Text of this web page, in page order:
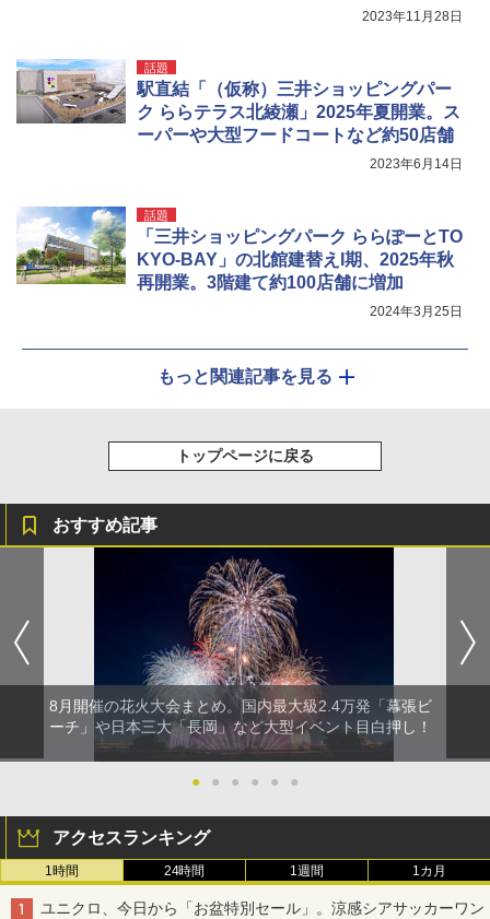
カフェなど全36店舗、さっそく注目テナ
2023年11月28日
話題
駅直結「（仮称）三井ショッピングパー
ク ららテラス北綾瀬」2025年夏開業。ス
ーパーや大型フードコートなど約50店舗
2023年6月14日
話題
「三井ショッピングパーク ららぽーとTO
KYO-BAY」の北館建替えI期、2025年秋
再開業。3階建て約100店舗に増加
2024年3月25日
もっと関連記事を見る
トップページに戻る
おすすめ記事
8月開催の花火大会まとめ。国内最大級2.4万発「幕張ビ
ーチ」や日本三大「長岡」など大型イベント目白押し！
● ● ● ● ● ●
アクセスランキング
1時間 24時間 1週間 1カ月
ユニクロ、今日から「お盆特別セール」。涼感シアサッカーワン